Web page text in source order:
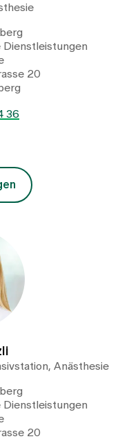
Dienstleistungen
20
36
Anästhesie
Dienstleistungen
20